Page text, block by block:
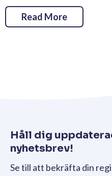
Read More
Håll dig
nyhetsbrev!
Se till att bekräfta din